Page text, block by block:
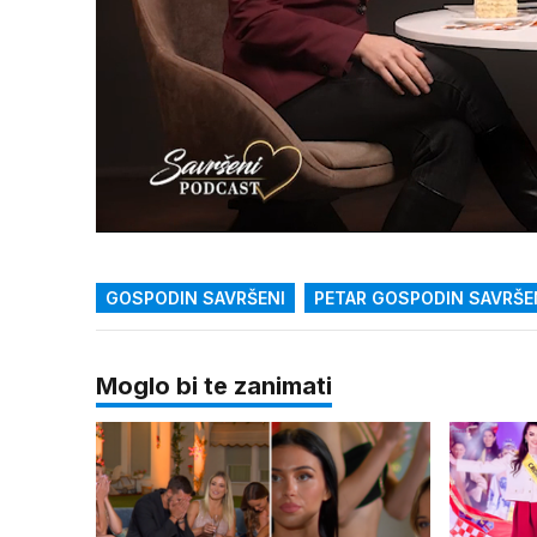
zvuk
/
Loaded:
GOSPODIN SAVRŠENI PETAR GOSPODIN
Moglo bi te zanimati